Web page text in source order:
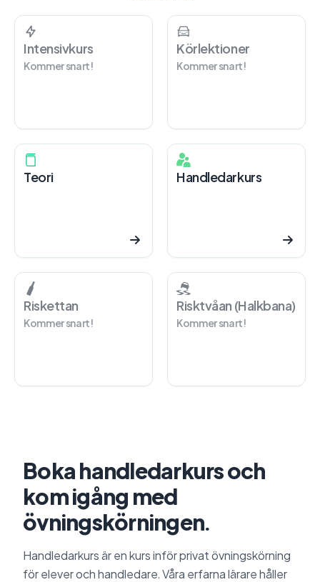
Intensivkurs
Kommer snart!
Körlektioner
Kommer snart!
Teori Handledarkurs
Riskettan
Kommer snart!
Risktvåan (Halkbana)
Kommer snart!
Boka handledarkurs och
kom igång med
övningskörningen.
Handledarkurs är en kurs inför privat övningskörning
för elever och handledare. Våra erfarna lärare håller